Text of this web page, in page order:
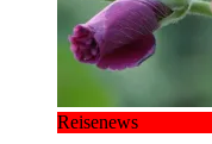
Reisenews